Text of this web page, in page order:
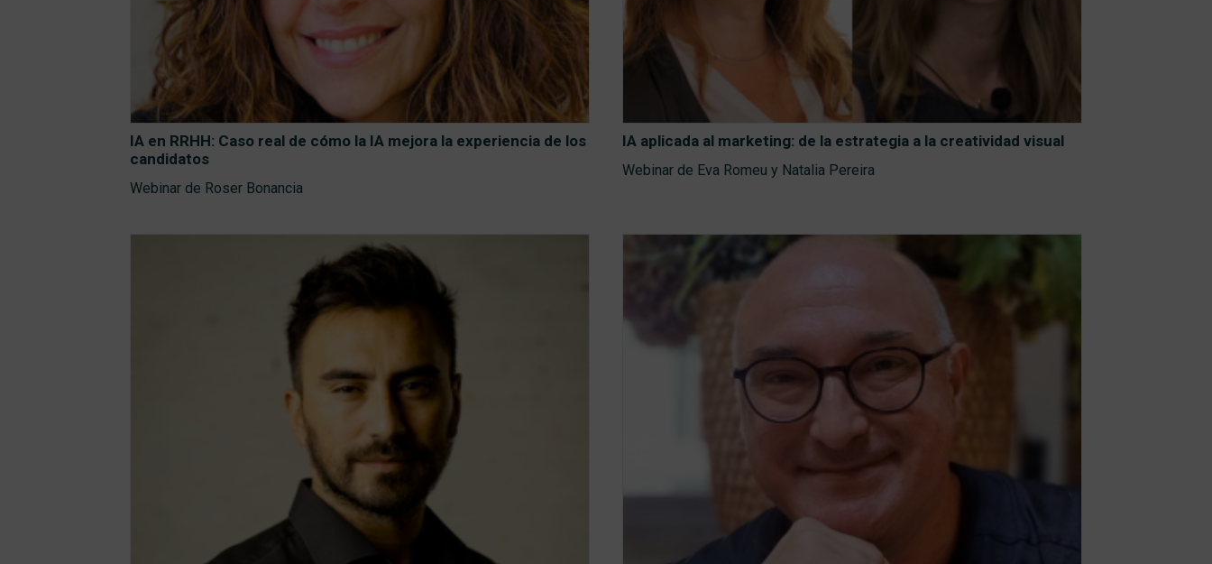
IA en RRHH: Caso real de cómo la IA mejora la experiencia de los
candidatos
Webinar de Roser Bonancia
IA aplicada al marketing: de la estrategia a la creatividad visual
Webinar de Eva Romeu y Natalia Pereira